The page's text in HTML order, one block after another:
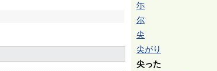
尓
尔
尖
尖がり
尖った